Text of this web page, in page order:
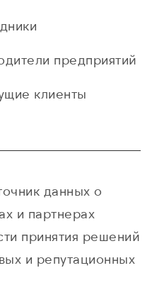
предприятий
клиенты
данных о
и партнерах
принятия решений
и репутационных